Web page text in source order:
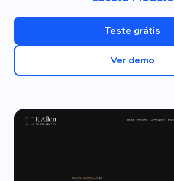
Teste grátis
Ver demo